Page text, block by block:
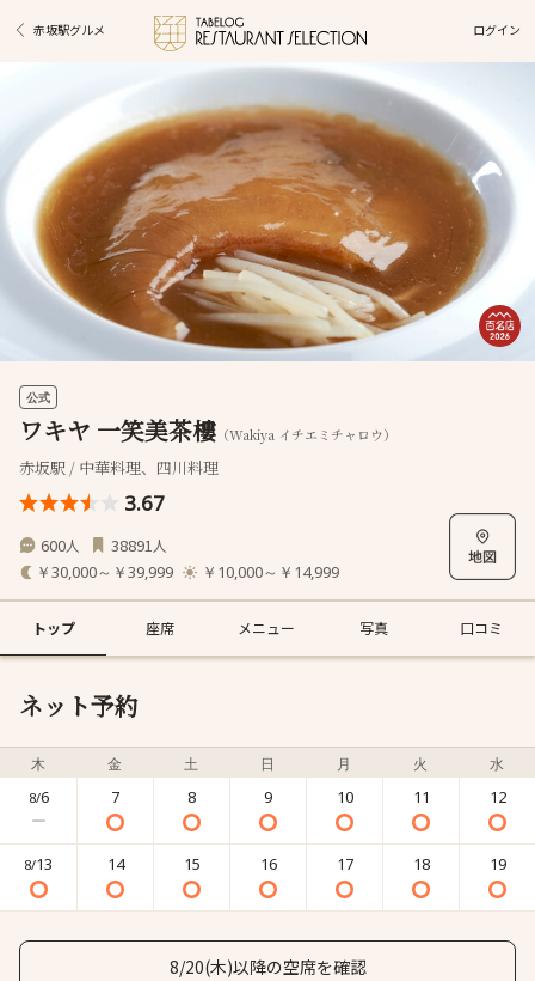
赤坂駅グルメ ログイン
公式
ワキヤ 一笑美茶樓 （Wakiya イチエミチャロウ）
赤坂駅 / 中華料理、四川料理
3.67
600人 38891人
￥30,000～￥39,999 ￥10,000～￥14,999
トップ 座席 メニュー 写真 口コミ
ネット予約
木 金 土 日 月 火 水
8/6 7 8 9 10 11 12
8/13 14 15 16 17 18 19
8/20(木)以降の空席を確認